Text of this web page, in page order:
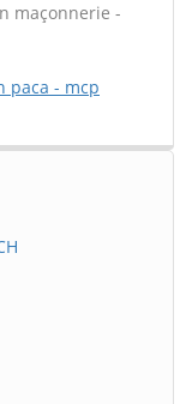
maçonnerie -
paca - mcp